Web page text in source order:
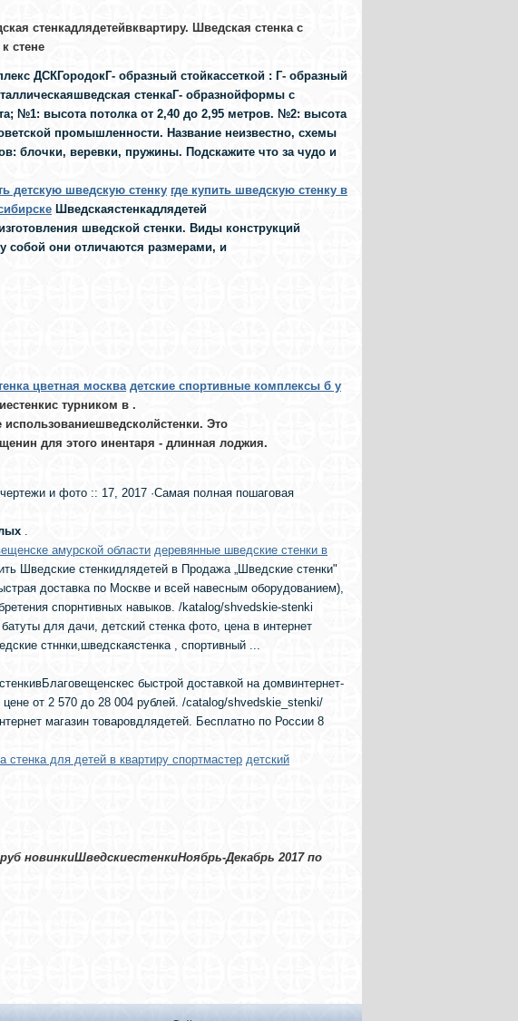
стенкадлядетейвквартиру. Шведская стенка с
стене
ДСКГородокГ- образный стойкассеткой : Г- образный
стенкаГ- образнойформы с
№1: высота потолка от 2,40 до 2,95 метров. №2: высота
промышленности. Название неизвестно, схемы
блочки, веревки, пружины. Подскажите что за чудо и
детскую шведскую стенку где купить шведскую стенку в
Шведскаястенкадлядетей
шведской стенки. Виды конструкций
собой они отличаются размерами, и
цветная москва детские спортивные комплексы б у
турником в .
Это
для этого инентаря - длинная лоджия.
и фото :: 17, 2017 ·Самая полная пошаговая
.
амурской области деревянные шведские стенки в
Шведские стенкидлядетей в Продажа „Шведские стенки"
доставка по Москве и всей навесным оборудованием),
спорнтивных навыков. /katalog/shvedskie-stenki
для дачи, детский стенка фото, цена в интернет
стннки,шведскаястенка , спортивный ...
быстрой доставкой на домвинтернет-
от 2 570 до 28 004 рублей. /catalog/shvedskie_stenki/
магазин товаровдлядетей. Бесплатно по России 8
стенка для детей в квартиру спортмастер детский
новинкиШведскиестенкиНоябрь-Декабрь 2017 по